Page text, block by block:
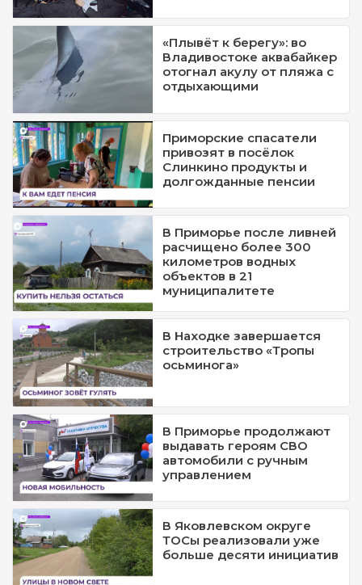
«Плывёт к берегу»: во
Владивостоке аквабайкер
отогнал акулу от пляжа с
отдыхающими
Приморские спасатели
привозят в посёлок
Слинкино продукты и
долгожданные пенсии
В Приморье после ливней
расчищено более 300
километров водных
объектов в 21
муниципалитете
В Находке завершается
строительство «Тропы
осьминога»
В Приморье продолжают
выдавать героям СВО
автомобили с ручным
управлением
В Яковлевском округе
ТОСы реализовали уже
больше десяти инициатив